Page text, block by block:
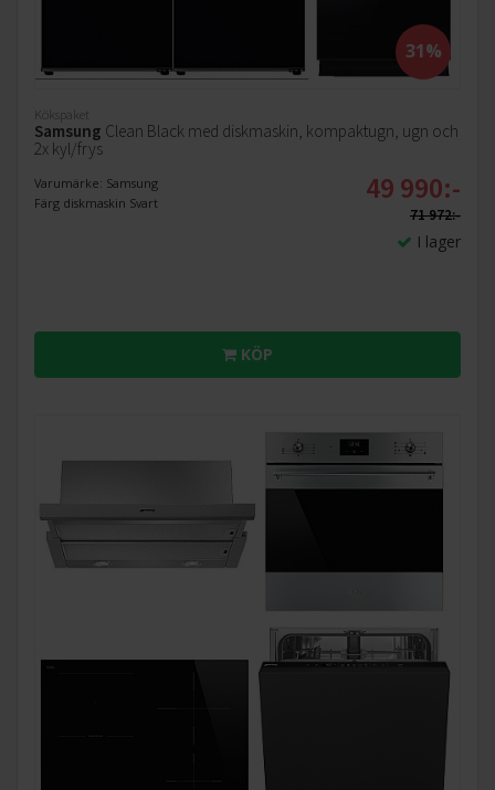
31%
Kökspaket
Samsung Clean Black med diskmaskin, kompaktugn, ugn och
2x kyl/frys
Varumärke: Samsung
Färg diskmaskin Svart
49 990:-
71 972:-
I lager
KÖP